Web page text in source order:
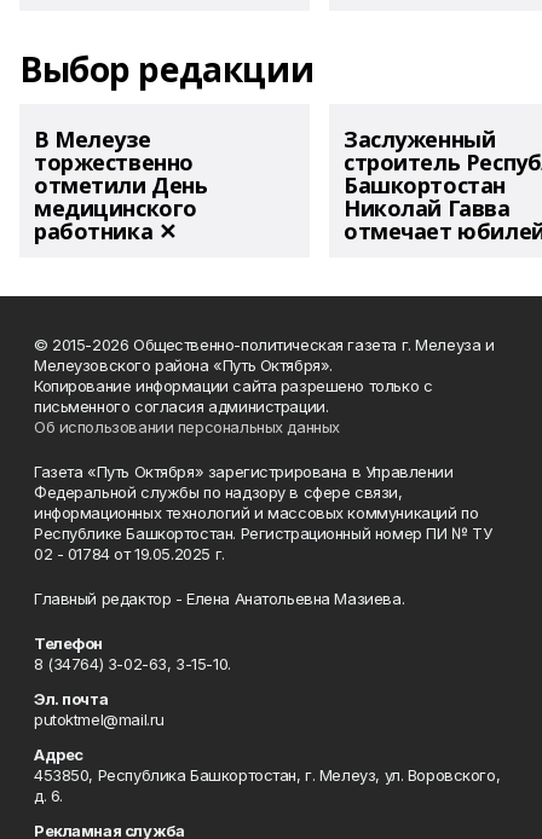
Выбор редакции
В Мелеузе
торжественно
отметили День
медицинского
работника ✕
Заслуженный
строитель
Башкортостан
Николай Гавва
отмечает
© 2015-2026 Общественно-политическая газета г. Мелеуза и
Мелеузовского района «Путь Октября».
Копирование информации сайта разрешено только с
письменного согласия администрации.
Об использовании персональных данных
Газета «Путь Октября» зарегистрирована в Управлении
Федеральной службы по надзору в сфере связи,
информационных технологий и массовых коммуникаций по
Республике Башкортостан. Регистрационный номер ПИ № ТУ
02 - 01784 от 19.05.2025 г.
Главный редактор - Елена Анатольевна Мазиева.
Телефон
8 (34764) 3-02-63, 3-15-10.
Эл. почта
putoktmel@mail.ru
Адрес
453850, Республика Башкортостан, г. Мелеуз, ул. Воровского,
д. 6.
Рекламная служба